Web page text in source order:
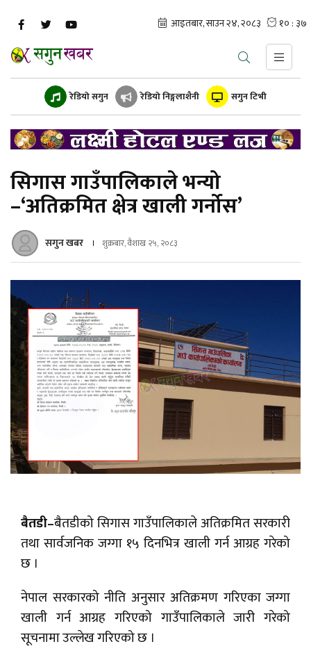
रेडियो सगुन रेडियो निङ्गलाशैनी सगुन टिभी
सिगास गाउँपालिकाले भन्यो
–‘अतिक्रमित क्षेत्र खाली गर्नोस’
सगुन खबर शुक्रबार, वैशाख २५, २०८३
बैतडी–बैतडीको सिगास गाउँपालिकाले अतिक्रमित सरकारी
तथा सार्वजनिक जग्गा १५ दिनभित्र खाली गर्न आग्रह गरेको
छ ।
नेपाल सरकारको नीति अनुसार अतिक्रमण गरिएका जग्गा
खाली गर्न आग्रह गरिएको गाउँपालिकाले जारी गरेको
सूचनामा उल्लेख गरिएको छ ।